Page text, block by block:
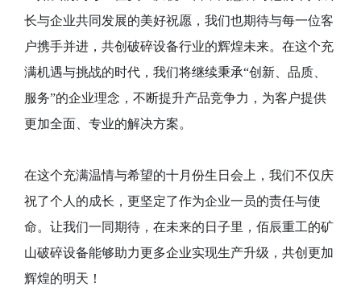
长与企业共同发展的美好祝愿，我们也期待与每一位客
户携手并进，共创破碎设备行业的辉煌未来。在这个充
满机遇与挑战的时代，我们将继续秉承“创新、品质、
服务”的企业理念，不断提升产品竞争力，为客户提供
更加全面、专业的解决方案。
在这个充满温情与希望的十月份生日会上，我们不仅庆
祝了个人的成长，更坚定了作为企业一员的责任与使
命。让我们一同期待，在未来的日子里，佰辰重工的矿
山破碎设备能够助力更多企业实现生产升级，共创更加
辉煌的明天！